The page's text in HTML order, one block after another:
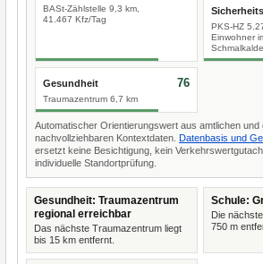
BASt-Zählstelle 9,3 km,
41.467 Kfz/Tag
PKS-HZ
Einwohner
Gesundheit
Traumazentrum 6,7 km
76
Automatischer Orientierungswert aus amtlichen und
nachvollziehbaren Kontextdaten. Datenbasis und
ersetzt keine Besichtigung, kein
individuelle Standortprüfung.
Gesundheit: Traumazentrum
regional erreichbar
Das nächste Traumazentrum liegt
bis 15 km entfernt.
Schule:
Die
750 m